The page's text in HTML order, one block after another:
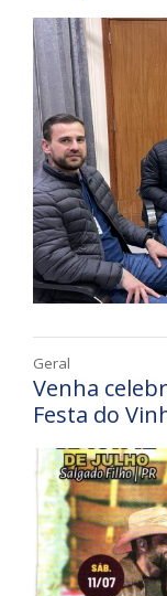
Geral
Venha
Festa do